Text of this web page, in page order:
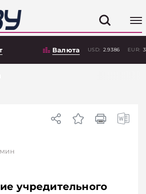
Валюта USD: 2.9386 EUR:
мин
учредительного